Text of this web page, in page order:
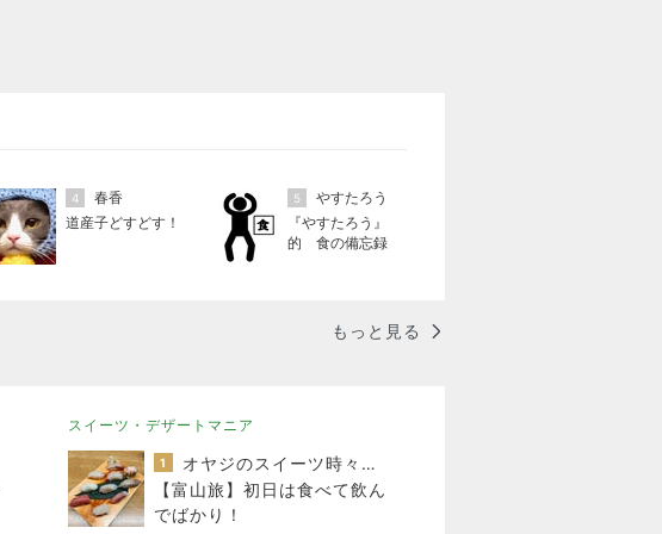
4
春香
道産子どすどす！
5
やすたろう
『やすたろう』
的 食の備忘録
もっと見る
スイーツ・デザートマニア
1
オヤジのスイーツ時々ランニングブログ
【富山旅】初日は食べて飲ん
でばかり！